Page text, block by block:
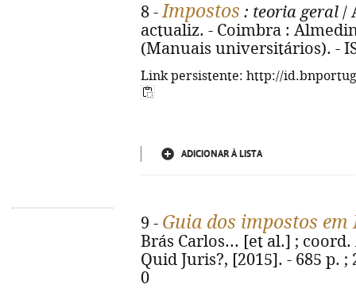
8 -Impostos : teoria geral /
actualiz. - Coimbra :
(Manuais universitários). -
Link persistente: http://
ADICIONAR À LISTA
9 - Guia dos impostos
Brás Carlos... [et al.] ;
Quid Juris?, [2015]. - 685 p. ;
0